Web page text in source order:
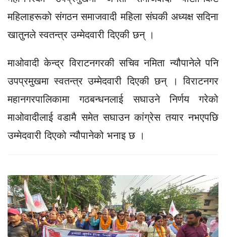
महिलाहरूको संगठन समाजवादी महिला संघकी अध्यक्ष सदिना
खातुनले स्वतन्त्र उम्मेदवारी दिएकी छन् ।
माओवादी केन्द्र विराटनगरकी सचिव नमिता न्यौपानेले पनि
उपप्रमुखमा स्वतन्त्र उम्मेदवारी दिएकी छन् । विराटनगर
महानगरपालिकामा गठबन्धनलाई सघाउने निर्णय गरेको
माओवादीलाई वडामै समेत सघाउन कांग्रेस तयार नभएपछि
उम्मेदवारी दिएको न्यौपानेको भनाइ छ ।